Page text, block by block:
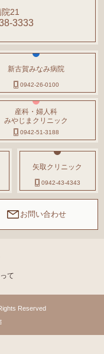
21
3333
新古賀みなみ病院
0942-26-0100
産科・婦人科
みやじまクリニック
0942-51-3188
矢取クリニック
0942-43-4343
お問い合わせ
て
Reserved